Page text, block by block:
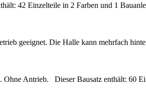
42 Einzelteile in 2 Farben und 1
­geeignet. Die Halle kann mehrfach
Ohne Antrieb. Dieser Bausatz enthält: 60